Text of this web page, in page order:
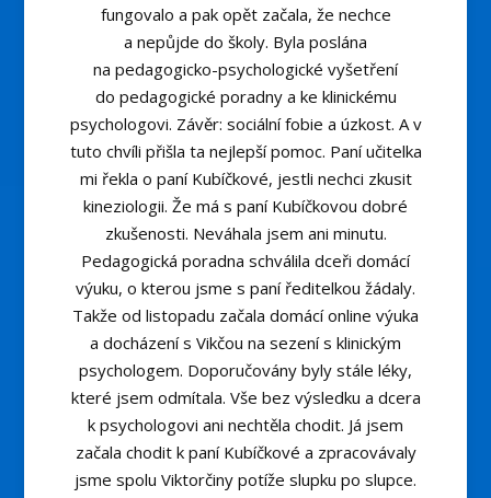
fungovalo a pak opět začala, že nechce
a nepůjde do školy. Byla poslána
na pedagogicko-psychologické vyšetření
do pedagogické poradny a ke klinickému
psychologovi. Závěr: sociální fobie a úzkost. A v
tuto chvíli přišla ta nejlepší pomoc. Paní učitelka
mi řekla o paní Kubíčkové, jestli nechci zkusit
kineziologii. Že má s paní Kubíčkovou dobré
zkušenosti. Neváhala jsem ani minutu.
Pedagogická poradna schválila dceři domácí
výuku, o kterou jsme s paní ředitelkou žádaly.
Takže od listopadu začala domácí online výuka
a docházení s Vikčou na sezení s klinickým
psychologem. Doporučovány byly stále léky,
které jsem odmítala. Vše bez výsledku a dcera
k psychologovi ani nechtěla chodit. Já jsem
začala chodit k paní Kubíčkové a zpracovávaly
jsme spolu Viktorčiny potíže slupku po slupce.